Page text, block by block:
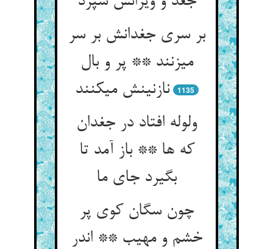
بر سری جغدانش بر سر
می‏زنند ** پر و بال
نازنینش می‏کنند
1135
ولوله افتاد در جغدان
که ها ** باز آمد تا
بگیرد جای ما
چون سگان کوی پر
خشم و مهیب ** اندر